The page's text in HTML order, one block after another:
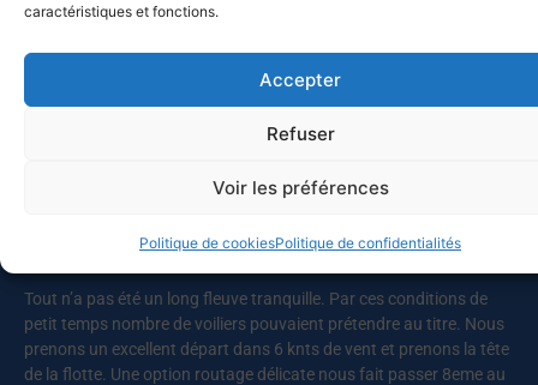
caractéristiques et fonctions.
Accepter
Refuser
Voir les préférences
Politique de cookiesPolitique de confidentialités
appareillé pour Carlo Forte, avant de faire route vers Bizerte, et de
ont participé à la croisière du solstice vers les Baléares, après
l’abandon de deux autres pour raisons
Le Lupin gagne la Giraglia 2026 !
Tout n’a pas été un long fleuve tranquille. Par ces conditions de
petit temps nombre de voiliers pouvaient prétendre au titre. Nous
prenons un excellent départ dans 6 knts de vent et prenons la tête
de la flotte. Une option routage délicate nous fait passer 8eme au